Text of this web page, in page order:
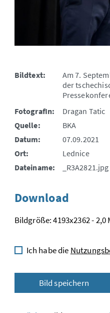
Bildtext:
Am 7.
der
FotografIn:
Dragan Tatic
Quelle:
BKA
Datum:
07.09.2021
Ort:
Lednice
Dateiname:
_R3A2821.jpg
Download
Bildgröße: 4193x2362 - 2,0
Ich habe die
Bild speichern